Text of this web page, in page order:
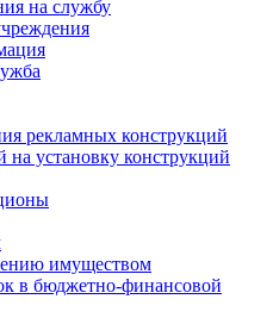
на службу
рекламных конструкций
на установку конструкций
имуществом
в бюджетно-финансовой